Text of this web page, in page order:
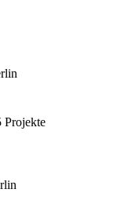
Projekte